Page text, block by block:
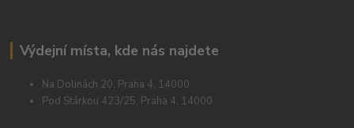
Výdejní místa, kde nás najdete
Na Dolinách 20, Praha 4, 14000
Pod Stárkou 423/25, Praha 4, 14000